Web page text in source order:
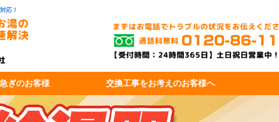
応！
ぎのお客様 交換工事をお考えのお客様へ